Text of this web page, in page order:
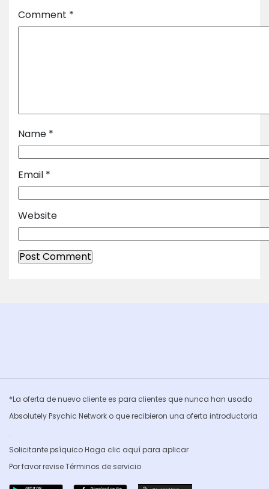
Comment *
Name *
Email *
Website
*La oferta de nuevo cliente es para clientes que nunca han usado
Absolutely Psychic Network o que recibieron una oferta introductoria
.
Solicitante psíquico Haga clic aquí para aplicar
Por favor reviseTérminos de servicio